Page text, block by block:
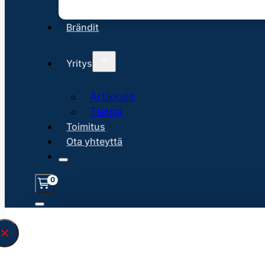
Brändit
Yritys
Artikkelit
Tietoa
Toimitus
Ota yhteyttä
0